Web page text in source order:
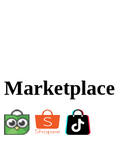
Marketplace